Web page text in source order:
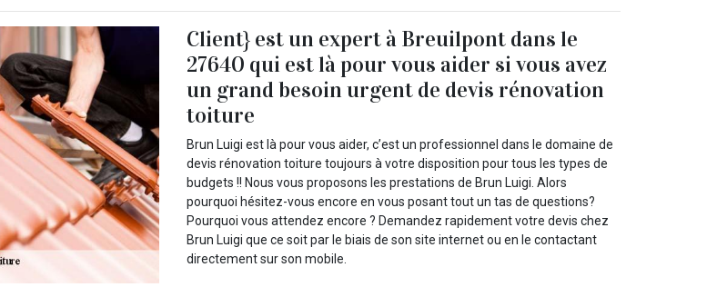
Client} est un expert à Breuilpont dans le
27640 qui est là pour vous aider si vous avez
un grand besoin urgent de devis rénovation
toiture
Brun Luigi est là pour vous aider, c’est un professionnel dans le domaine de
devis rénovation toiture toujours à votre disposition pour tous les types de
budgets !! Nous vous proposons les prestations de Brun Luigi. Alors
pourquoi hésitez-vous encore en vous posant tout un tas de questions?
Pourquoi vous attendez encore ? Demandez rapidement votre devis chez
Brun Luigi que ce soit par le biais de son site internet ou en le contactant
directement sur son mobile.